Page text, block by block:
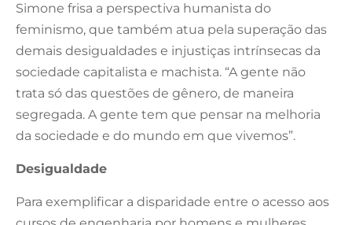
Simone frisa a perspectiva humanista do
feminismo, que também atua pela superação das
demais desigualdades e injustiças intrínsecas da
sociedade capitalista e machista. “A gente não
trata só das questões de gênero, de maneira
segregada. A gente tem que pensar na melhoria
da sociedade e do mundo em que vivemos”.
Desigualdade
Para exemplificar a disparidade entre o acesso aos